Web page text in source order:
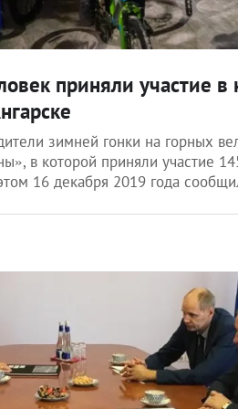
приняли участие
зимней гонки на горных
в которой приняли участие
16 декабря 2019 года